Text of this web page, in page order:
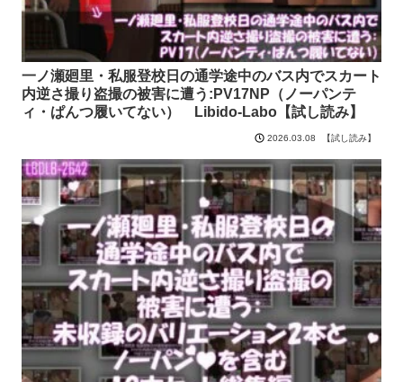
一ノ瀬廻里・私服登校日の通学途中のバス内でスカート
内逆さ撮り盗撮の被害に遭う:PV17NP（ノーパンテ
ィ・ぱんつ履いてない） Libido-Labo【試し読み】
2026.03.08 【試し読み】